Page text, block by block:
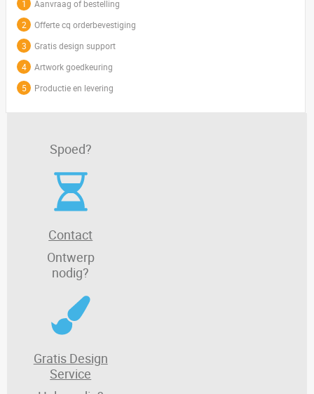
1
Aanvraag of bestelling
2
Offerte cq orderbevestiging
3
Gratis design support
4
Artwork goedkeuring
5
Productie en levering
Spoed?
Contact
Ontwerp
nodig?
Gratis Design
Service